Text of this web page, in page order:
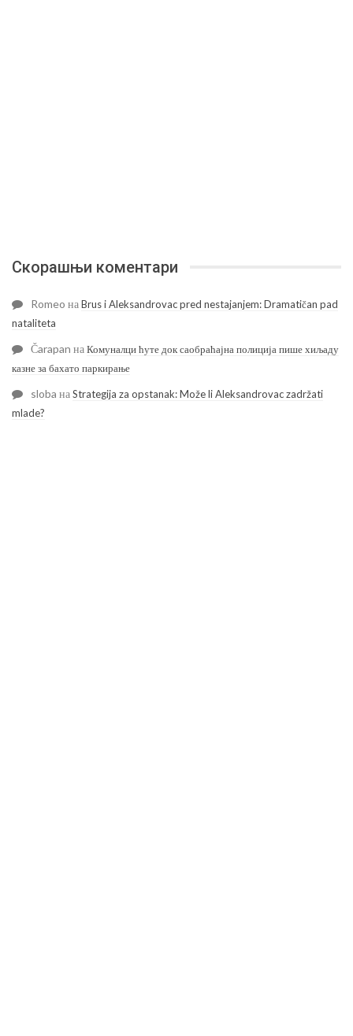
Скорашњи коментари
Romeo наBrus i Aleksandrovac pred nestajanjem: Dramatičan pad
nataliteta
Čarapan наКомуналци ћуте док саобраћајна полиција пише хиљаду
казне за бахато паркирање
sloba наStrategija za opstanak: Može li Aleksandrovac zadržati
mlade?